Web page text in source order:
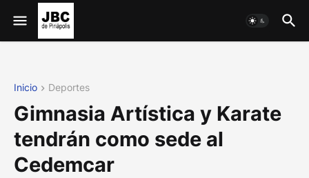
Inicio Deportes
Gimnasia Artística y Karate
tendrán como sede al
Cedemcar